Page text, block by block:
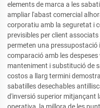
elements de marca a les
ampliar l'abast comercial
corporatiu amb la seguretat i
previsibles per client
permeten una pressupostació
comparació amb les
manteniment i substitució de
costos a llarg termini
sabatilles desechables
d'inversió superior mitjançant